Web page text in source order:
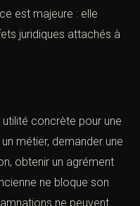
déchéances ou
soient résultant
est
concrète pour
à un métier,
une formation,